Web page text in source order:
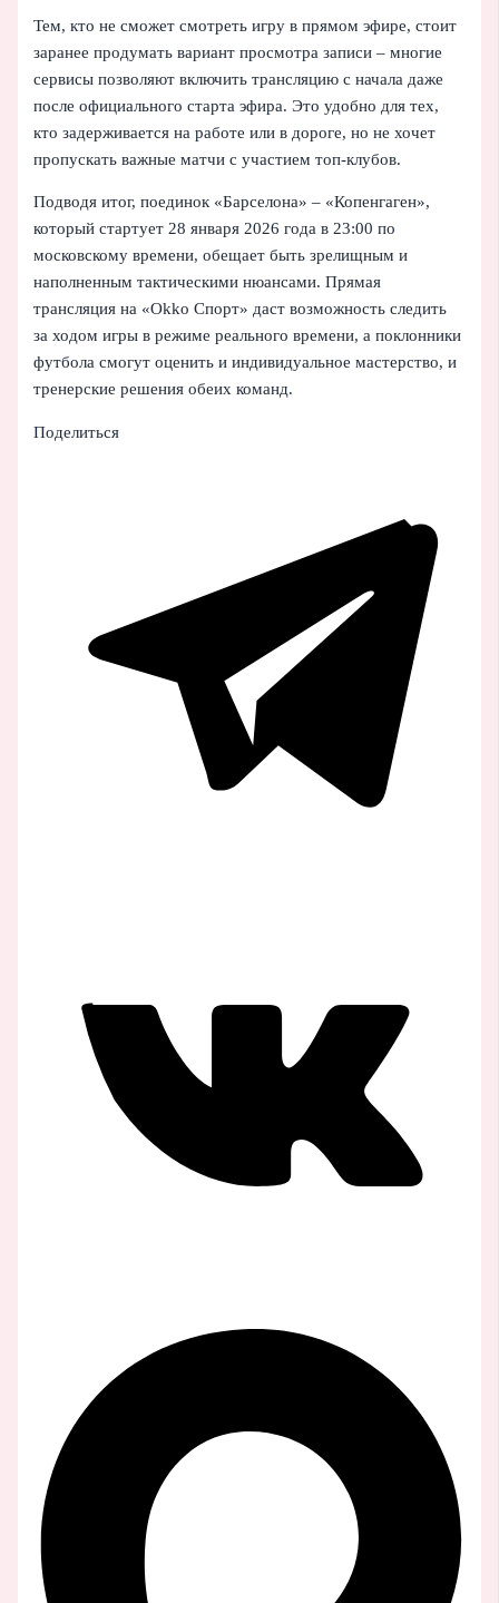
Тем, кто не сможет смотреть игру в прямом эфире, стоит
заранее продумать вариант просмотра записи – многие
сервисы позволяют включить трансляцию с начала даже
после официального старта эфира. Это удобно для тех,
кто задерживается на работе или в дороге, но не хочет
пропускать важные матчи с участием топ‑клубов.
Подводя итог, поединок «Барселона» – «Копенгаген»,
который стартует 28 января 2026 года в 23:00 по
московскому времени, обещает быть зрелищным и
наполненным тактическими нюансами. Прямая
трансляция на «Okko Спорт» даст возможность следить
за ходом игры в режиме реального времени, а поклонники
футбола смогут оценить и индивидуальное мастерство, и
тренерские решения обеих команд.
Поделиться